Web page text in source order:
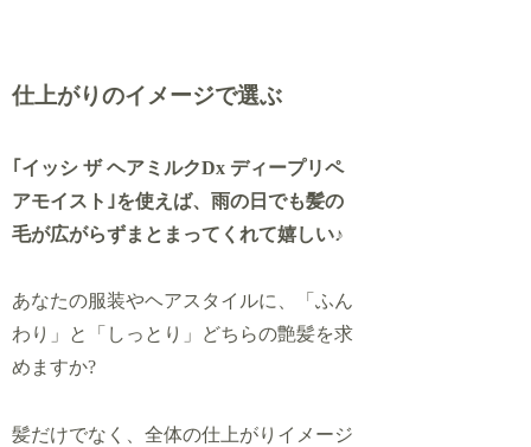
仕上がりのイメージで選ぶ
｢イッシ ザ ヘアミルクDx ディープリペ
アモイスト｣を使えば、雨の日でも髪の
毛が広がらずまとまってくれて嬉しい♪
あなたの服装やヘアスタイルに、「ふん
わり」と「しっとり」どちらの艶髪を求
めますか?
髪だけでなく、全体の仕上がりイメージ